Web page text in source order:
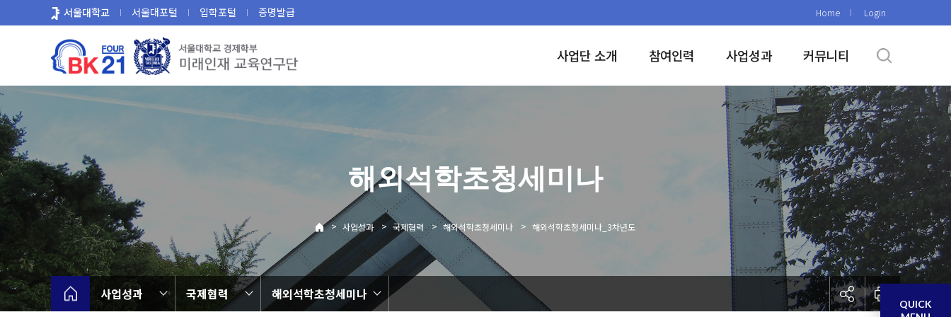
로
뉴
서울대학교 서울대포털 입학포털 증명발급 Home Login
사업단 소개 참여인력 사업성과 커뮤니티
해외석학초청세미나
> 사업성과 > 국제협력 > 해외석학초청세미나 > 해외석학초청세미나_3차년도
사업성과 국제협력 해외석학초청세미나
QUICK